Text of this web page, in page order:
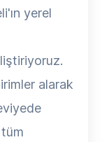
yerel
alarak